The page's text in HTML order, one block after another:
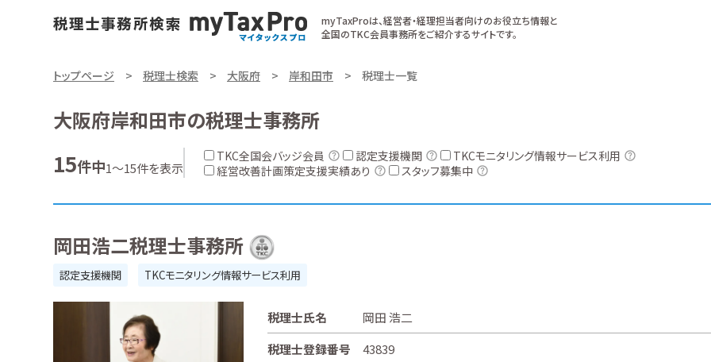
myTaxProは、経営者・経理担当者向けのお役立ち情報と
全国のTKC会員事務所をご紹介するサイトです。
トップページ 税理士検索 大阪府 岸和田市 税理士一覧
大阪府岸和田市の税理士事務所
15件中1～15件を表示
TKC全国会バッジ会員 認定支援機関
TKCモニタリング情報サービス利用
経営改善計画策定支援実績あり
スタッフ募集中
岡田浩二税理士事務所
認定支援機関 TKCモニタリング情報サービス利用
税理士氏名
岡田 浩二
税理士登録番号
43839